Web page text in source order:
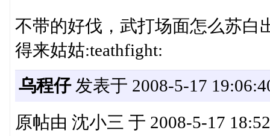
不带的好伐，武打场面怎么苏白
得来姑姑:teathfight:
乌程仔发表于 2008-5-17
原帖由 沈小三 于 2008-5-17